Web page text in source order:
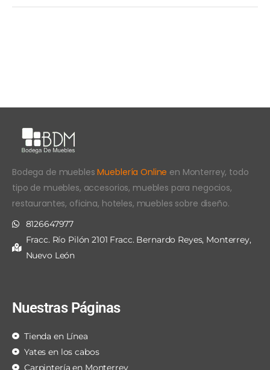
Bodega de mueblesMueblería Online en Monterrey, todo
tipo de muebles, accesorios, muebles para negocios,
restaurantes, oficina, hoteles, muebles sobre diseño.
8126647977
Fracc. Río Pilón 2101 Fracc. Bernardo Reyes, Monterrey,
Nuevo León
Nuestras Páginas
Tienda en Línea
Yates en los cabos
Carpintería en Monterrey